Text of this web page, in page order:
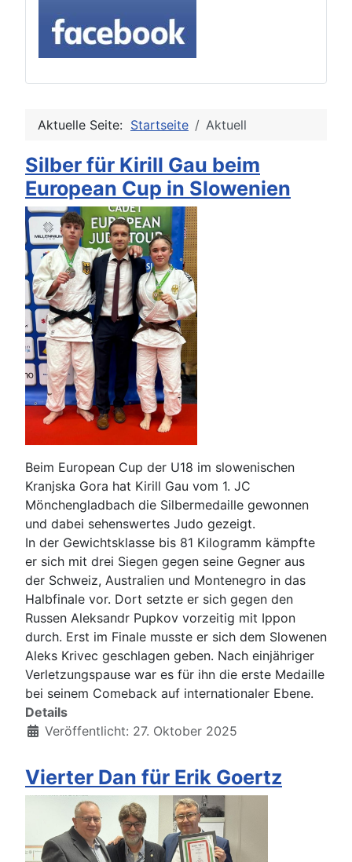
Aktuelle Seite: Startseite Aktuell
Silber für Kirill Gau beim
European Cup in Slowenien
Beim European Cup der U18 im slowenischen
Kranjska Gora hat Kirill Gau vom 1. JC
Mönchengladbach die Silbermedaille gewonnen
und dabei sehenswertes Judo gezeigt.
In der Gewichtsklasse bis 81 Kilogramm kämpfte
er sich mit drei Siegen gegen seine Gegner aus
der Schweiz, Australien und Montenegro in das
Halbfinale vor. Dort setzte er sich gegen den
Russen Aleksandr Pupkov vorzeitig mit Ippon
durch. Erst im Finale musste er sich dem Slowenen
Aleks Krivec geschlagen geben. Nach einjähriger
Verletzungspause war es für ihn die erste Medaille
bei seinem Comeback auf internationaler Ebene.
Details
Veröffentlicht: 27. Oktober 2025
Vierter Dan für Erik Goertz